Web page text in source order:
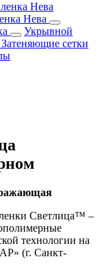
Нева
Нева
Укрывной
Затеняющие сетки
Светлица™ –
технологии на
(г. Санкт-